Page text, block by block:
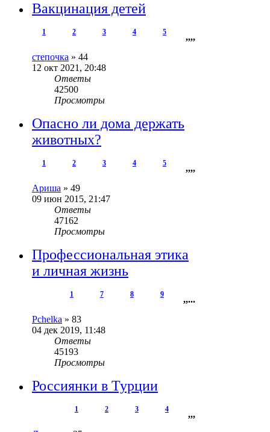
Вакцинация детей
1 ,
2 ,
3 ,
4 ,
5
степочка »
12 окт 2021, 20:48
44
Ответы
42500
Просмотры
Опасно ли дома держать
животных?
1 ,
2 ,
3 ,
4 ,
5
Ариша »
09 июн 2015, 21:47
49
Ответы
47162
Просмотры
Профессиональная этика
и личная жизнь
1 ...
7 ,
8 ,
9
Pchelka »
04 дек 2019, 11:48
83
Ответы
45193
Просмотры
Россиянки в Турции
1 ,
2 ,
3 ,
4